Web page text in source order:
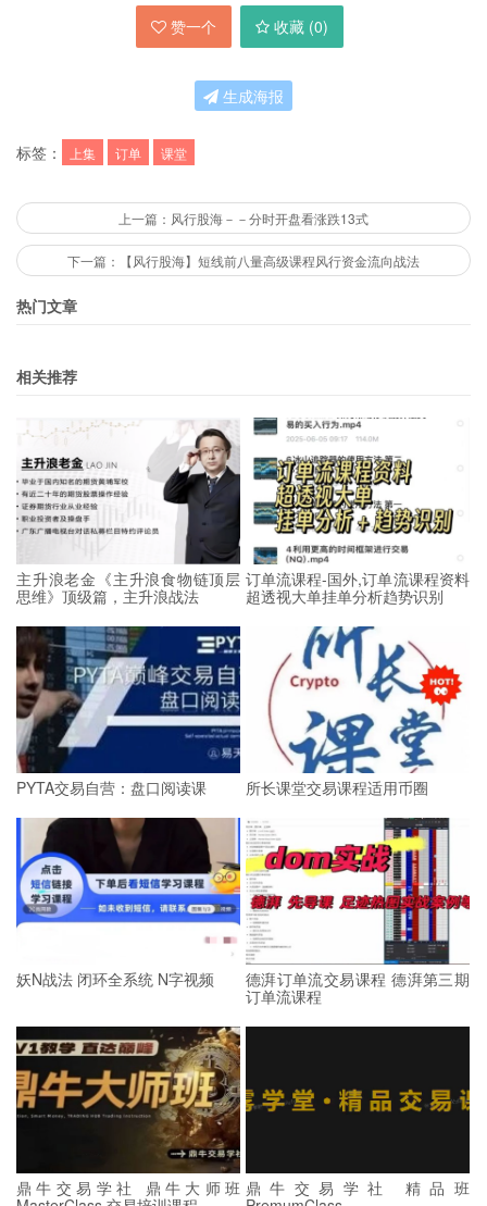
赞一个 收藏 (0)
生成海报
标签： 上集 订单 课堂
上一篇：风行股海－－分时开盘看涨跌13式
下一篇：【风行股海】短线前八量高级课程风行资金流向战法
热门文章
相关推荐
主升浪老金《主升浪食物链顶层
思维》顶级篇，主升浪战法
订单流课程-国外,订单流课程资料
超透视大单挂单分析趋势识别
PYTA交易自营：盘口阅读课 所长课堂交易课程适用币圈
妖N战法 闭环全系统 N字视频
德湃订单流交易课程 德湃第三期
订单流课程
鼎牛交易学社 鼎牛大师班 鼎牛交易学社 精品班